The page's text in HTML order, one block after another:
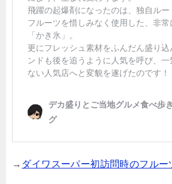
→ ダイワスーパー初訪問時のフルー